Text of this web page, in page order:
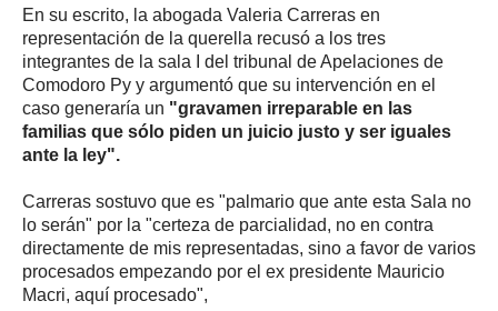
En su escrito, la abogada Valeria Carreras en
representación de la querella recusó a los tres
integrantes de la sala I del tribunal de Apelaciones de
Comodoro Py y argumentó que su intervención en el
caso generaría un "gravamen irreparable en las
familias que sólo piden un juicio justo y ser iguales
ante la ley".
Carreras sostuvo que es "palmario que ante esta Sala no
lo serán" por la "certeza de parcialidad, no en contra
directamente de mis representadas, sino a favor de varios
procesados empezando por el ex presidente Mauricio
Macri, aquí procesado",